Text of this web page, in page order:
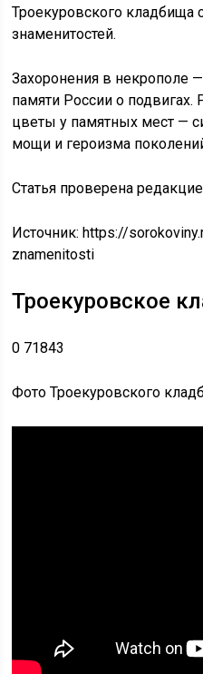
Троекуровского кладбища
знаменитостей.
Захоронения в некрополе
памяти России о подвигах.
цветы у памятных мест —
мощи и героизма
Статья проверена
Источник:https://
znamenitosti
Троекуровское
0 71843
Фото Троекуровского